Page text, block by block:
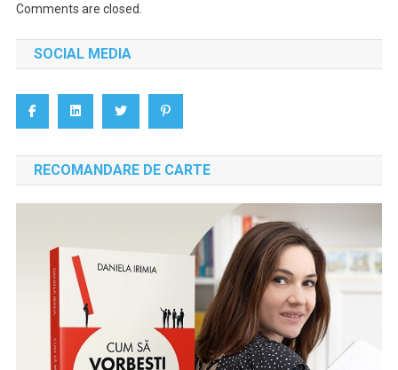
Comments are closed.
SOCIAL MEDIA
RECOMANDARE DE CARTE